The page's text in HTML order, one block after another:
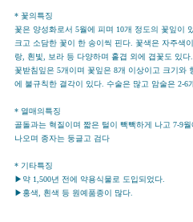
* 꽃의특징
꽃은 양성화로서 5월에 피며 10개 정도의 꽃잎이
크고 소담한 꽃이 한 송이씩 핀다. 꽃색은 자주색
랑, 흰빛, 보라 등 다양하며 홑겹 외에 겹꽃도 있
꽃받침잎은 5개이며 꽃잎은 8개 이상이고 크기와
에 불규칙한 결각이 있다. 수술은 많고 암술은 2-6
* 열매의특징
골돌과는 혁질이며 짧은 털이 빽빽하게 나고 7-9
나오며 종자는 둥글고 검다
* 기타특징
▶약 1,500년 전에 약용식물로 도입되었다.
▶홍색, 흰색 등 원예품종이 많다.